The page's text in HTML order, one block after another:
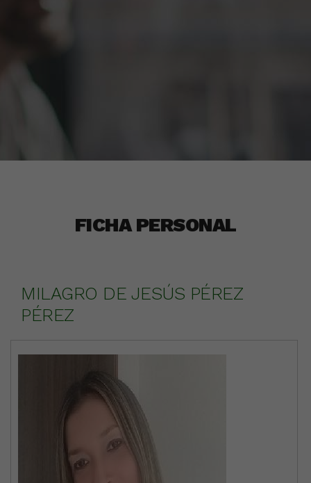
FICHA PERSONAL
MILAGRO DE JESÚS PÉREZ
PÉREZ